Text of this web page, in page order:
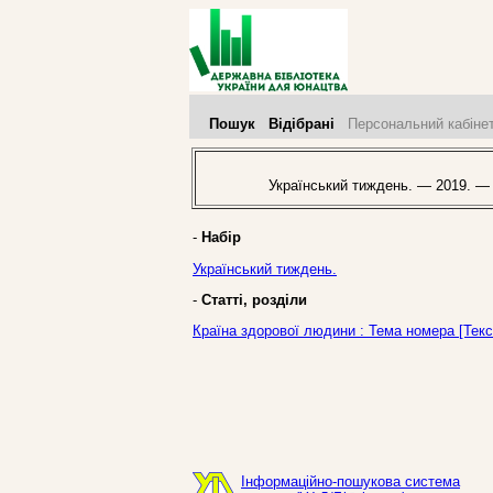
Пошук Відібрані Персональний
Український тиждень. — 2019.
- Набір
Український тиждень.
- Статті, розділи
Країна здорової людини : Тема номера
Інформаційно-пошукова система